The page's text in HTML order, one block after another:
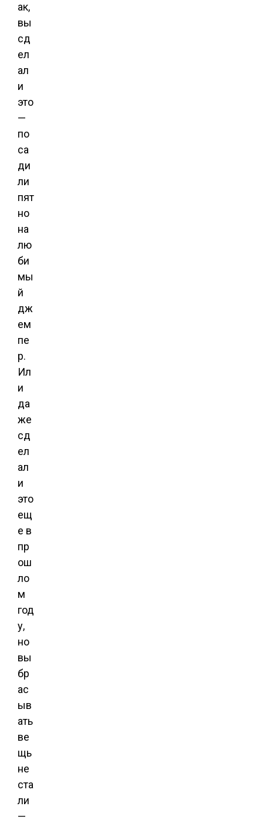
ак,
вы
сд
ел
ал
и
это
—
по
са
ди
ли
пят
но
на
лю
би
мы
й
дж
ем
пе
р.
Ил
и
да
же
сд
ел
ал
и
это
ещ
е в
пр
ош
ло
м
год
у,
но
вы
бр
ас
ыв
ать
ве
щь
не
ста
ли
—